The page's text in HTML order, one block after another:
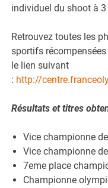
individuel du shoot à
Retrouvez toutes les
sportifs
le lien suivant
: http://
Résultats et titres
Vice championne
Vice championne
7eme place
Championne